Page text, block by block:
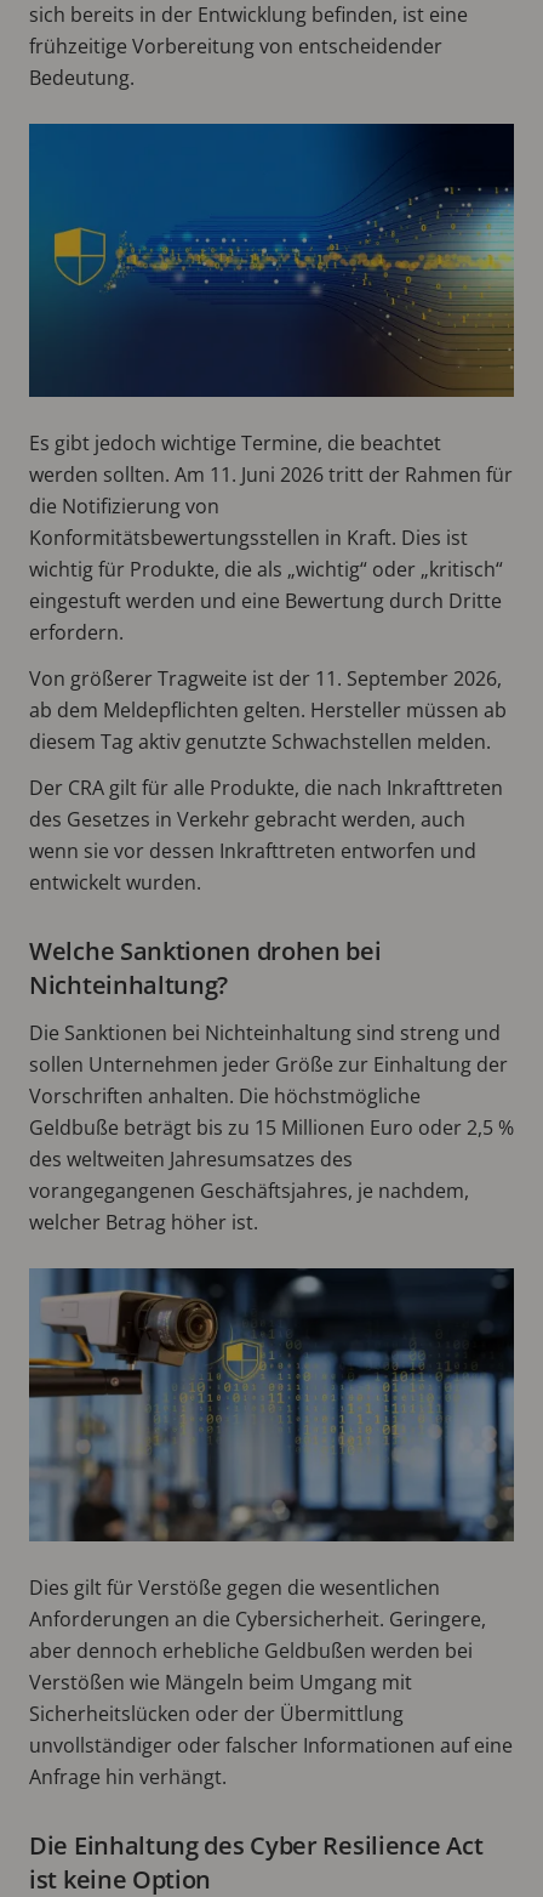
sich bereits in der Entwicklung befinden, ist eine
frühzeitige Vorbereitung von entscheidender
Bedeutung.
Es gibt jedoch wichtige Termine, die beachtet
werden sollten. Am 11. Juni 2026 tritt der Rahmen für
die Notifizierung von
Konformitätsbewertungsstellen in Kraft. Dies ist
wichtig für Produkte, die als „wichtig“ oder „kritisch“
eingestuft werden und eine Bewertung durch Dritte
erfordern.
Von größerer Tragweite ist der 11. September 2026,
ab dem Meldepflichten gelten. Hersteller müssen ab
diesem Tag aktiv genutzte Schwachstellen melden.
Der CRA gilt für alle Produkte, die nach Inkrafttreten
des Gesetzes in Verkehr gebracht werden, auch
wenn sie vor dessen Inkrafttreten entworfen und
entwickelt wurden.
Welche Sanktionen drohen bei
Nichteinhaltung?
Die Sanktionen bei Nichteinhaltung sind streng und
sollen Unternehmen jeder Größe zur Einhaltung der
Vorschriften anhalten. Die höchstmögliche
Geldbuße beträgt bis zu 15 Millionen Euro oder 2,5 %
des weltweiten Jahresumsatzes des
vorangegangenen Geschäftsjahres, je nachdem,
welcher Betrag höher ist.
Dies gilt für Verstöße gegen die wesentlichen
Anforderungen an die Cybersicherheit. Geringere,
aber dennoch erhebliche Geldbußen werden bei
Verstößen wie Mängeln beim Umgang mit
Sicherheitslücken oder der Übermittlung
unvollständiger oder falscher Informationen auf eine
Anfrage hin verhängt.
Die Einhaltung des Cyber Resilience Act
ist keine Option